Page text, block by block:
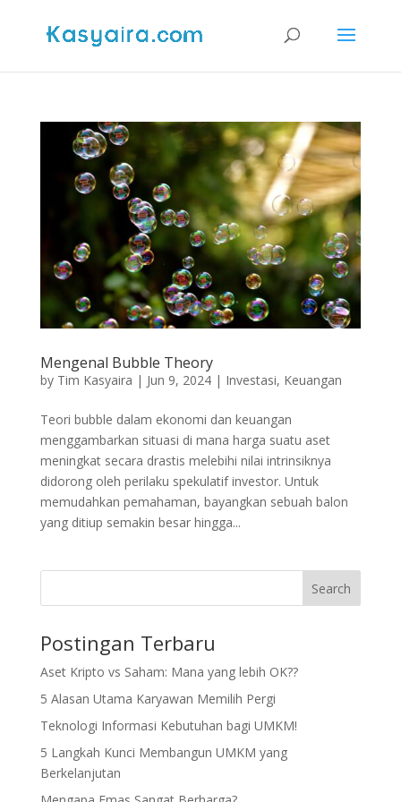
Mengenal Bubble Theory
by Tim Kasyaira | Jun 9, 2024| Investasi, Keuangan
Teori bubble dalam ekonomi dan keuangan
menggambarkan situasi di mana harga suatu aset
meningkat secara drastis melebihi nilai intrinsiknya
didorong oleh perilaku spekulatif investor. Untuk
memudahkan pemahaman, bayangkan sebuah balon
yang ditiup semakin besar hingga...
Search
Postingan Terbaru
Aset Kripto vs Saham: Mana yang lebih OK??
5 Alasan Utama Karyawan Memilih Pergi
Teknologi Informasi Kebutuhan bagi UMKM!
5 Langkah Kunci Membangun UMKM yang
Berkelanjutan